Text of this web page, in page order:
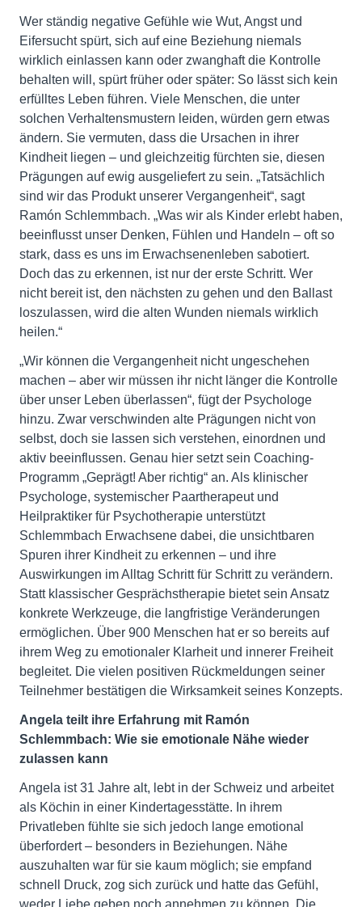
Wer ständig negative Gefühle wie Wut, Angst und
Eifersucht spürt, sich auf eine Beziehung niemals
wirklich einlassen kann oder zwanghaft die Kontrolle
behalten will, spürt früher oder später: So lässt sich kein
erfülltes Leben führen. Viele Menschen, die unter
solchen Verhaltensmustern leiden, würden gern etwas
ändern. Sie vermuten, dass die Ursachen in ihrer
Kindheit liegen – und gleichzeitig fürchten sie, diesen
Prägungen auf ewig ausgeliefert zu sein. „Tatsächlich
sind wir das Produkt unserer Vergangenheit“, sagt
Ramón Schlemmbach. „Was wir als Kinder erlebt haben,
beeinflusst unser Denken, Fühlen und Handeln – oft so
stark, dass es uns im Erwachsenenleben sabotiert.
Doch das zu erkennen, ist nur der erste Schritt. Wer
nicht bereit ist, den nächsten zu gehen und den Ballast
loszulassen, wird die alten Wunden niemals wirklich
heilen.“
„Wir können die Vergangenheit nicht ungeschehen
machen – aber wir müssen ihr nicht länger die Kontrolle
über unser Leben überlassen“, fügt der Psychologe
hinzu. Zwar verschwinden alte Prägungen nicht von
selbst, doch sie lassen sich verstehen, einordnen und
aktiv beeinflussen. Genau hier setzt sein Coaching-
Programm „Geprägt! Aber richtig“ an. Als klinischer
Psychologe, systemischer Paartherapeut und
Heilpraktiker für Psychotherapie unterstützt
Schlemmbach Erwachsene dabei, die unsichtbaren
Spuren ihrer Kindheit zu erkennen – und ihre
Auswirkungen im Alltag Schritt für Schritt zu verändern.
Statt klassischer Gesprächstherapie bietet sein Ansatz
konkrete Werkzeuge, die langfristige Veränderungen
ermöglichen. Über 900 Menschen hat er so bereits auf
ihrem Weg zu emotionaler Klarheit und innerer Freiheit
begleitet. Die vielen positiven Rückmeldungen seiner
Teilnehmer bestätigen die Wirksamkeit seines Konzepts.
Angela teilt ihre Erfahrung mit Ramón
Schlemmbach: Wie sie emotionale Nähe wieder
zulassen kann
Angela ist 31 Jahre alt, lebt in der Schweiz und arbeitet
als Köchin in einer Kindertagesstätte. In ihrem
Privatleben fühlte sie sich jedoch lange emotional
überfordert – besonders in Beziehungen. Nähe
auszuhalten war für sie kaum möglich; sie empfand
schnell Druck, zog sich zurück und hatte das Gefühl,
weder Liebe geben noch annehmen zu können. Die